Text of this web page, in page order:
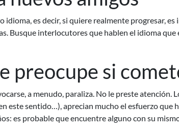
idioma, es decir, si quiere realmente progresar,
Busque interlocutores que hablen el idioma
preocupe si
a menudo, paraliza. No le preste
este sentido…), aprecian mucho el esfuerzo
es probable que encuentre alguno con su